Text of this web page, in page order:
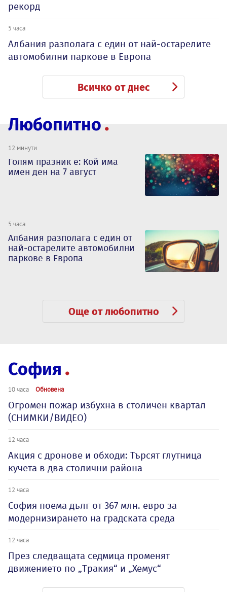
рекорд
5 часа
Албания разполага с един от най-остарелите
автомобилни паркове в Европа
Всичко от днес
Любопитно
12 минути
Голям празник е: Кой има
имен ден на 7 август
5 часа
Албания разполага с един от
най-остарелите автомобилни
паркове в Европа
Още от любопитно
София
10 часа Обновена
Огромен пожар избухна в столичен квартал
(СНИМКИ/ВИДЕО)
12 часа
Акция с дронове и обходи: Търсят глутница
кучета в два столични района
12 часа
София поема дълг от 367 млн. евро за
модернизирането на градската среда
12 часа
През следващата седмица променят
движението по „Тракия“ и „Хемус“